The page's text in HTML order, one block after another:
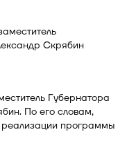
Губернатора
По его словам,
программы